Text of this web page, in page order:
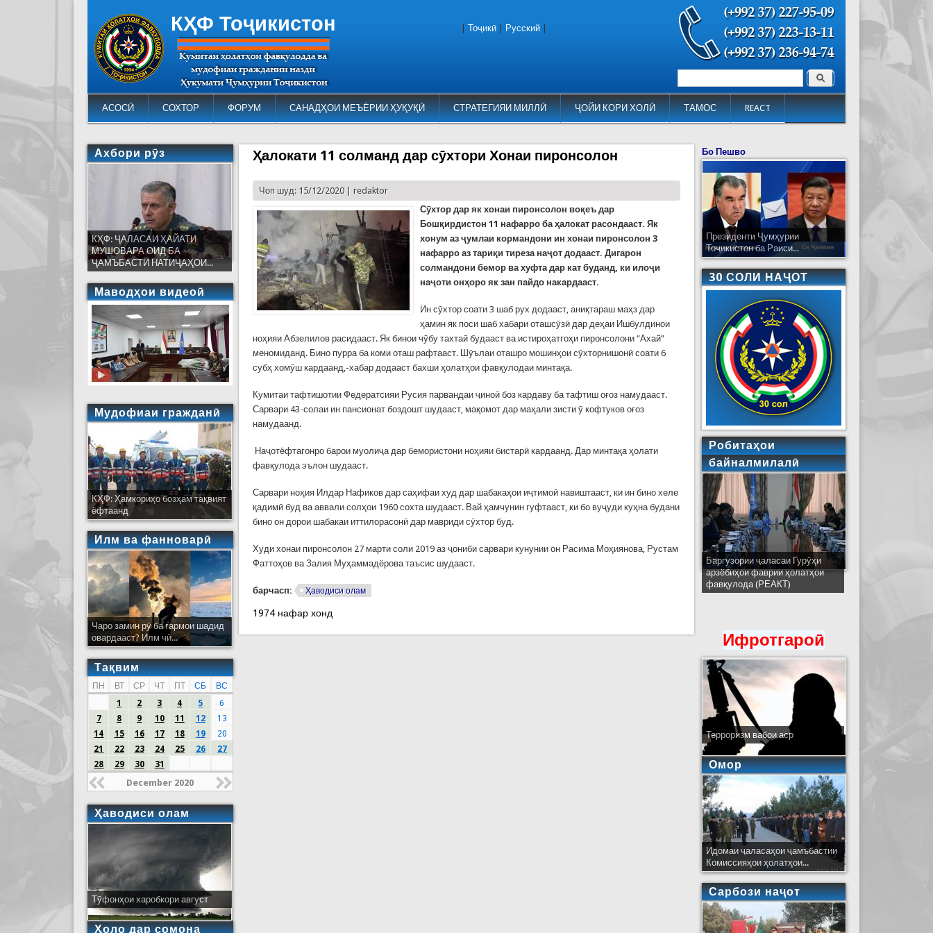
КҲФ Тоҷикистон
АСОСӢ СОХТОР ФОРУМ САНАДҲОИ МЕЪЁРИИ ҲУҚУҚӢ СТРАТЕГИЯИ МИЛЛӢ ҶОЙИ КОРИ ХОЛӢ ТАМОС REACT
Форма поиска Поиск
Тоҷикӣ Русский
Ҳалокати 11 солманд дар сӯхтори Хонаи пиронсолон
Чоп шуд: 15/12/2020 |redaktor
Сӯхтор дар як хонаи пиронсолон воқеъ дар
Бошқирдистон 11 нафарро ба ҳалокат расондааст. Як
хонум аз ҷумлаи кормандони ин хонаи пиронсолон 3
нафарро аз тариқи тиреза наҷот додааст. Дигарон
солмандони бемор ва хуфта дар кат буданд, ки илоҷи
наҷоти онҳоро як зан пайдо накардааст.
Ин сӯхтор соати 3 шаб рух додааст, аниқтараш маҳз дар
ҳамин як поси шаб хабари оташсӯзӣ дар деҳаи Ишбулдинои
ноҳияи Абзелилов расидааст. Як бинои чӯбу тахтаӣ будааст ва истироҳатгоҳи пиронсолони “Ахай”
меномиданд. Бино пурра ба коми оташ рафтааст. Шӯълаи оташро мошинҳои сӯхторнишонӣ соати 6
субҳ хомӯш кардаанд,-хабар додааст бахши ҳолатҳои фавқулодаи минтақа.
Кумитаи тафтишотии Федератсияи Русия парвандаи ҷиноӣ боз кардаву ба тафтиш оғоз намудааст.
Сарвари 43-солаи ин пансионат боздошт шудааст, мақомот дар маҳали зисти ӯ кофтуков оғоз
намудаанд.
Наҷотёфтагонро барои муолиҷа дар бемористони ноҳияи бистарӣ кардаанд. Дар минтақа ҳолати
фавқулода эълон шудааст.
Сарвари ноҳия Илдар Нафиков дар саҳифаи худ дар шабакаҳои иҷтимоӣ навиштааст, ки ин бино хеле
қадимӣ буд ва аввали солҳои 1960 сохта шудааст. Вай ҳамчунин гуфтааст, ки бо вуҷуди куҳна будани
бино он дорои шабакаи иттилорасонӣ дар мавриди сӯхтор буд.
Худи хонаи пиронсолон 27 марти соли 2019 аз ҷониби сарвари кунунии он Расима Моҳиянова, Рустам
Фаттоҳов ва Залия Муҳаммадёрова таъсис шудааст.
барчасп: Ҳаводиси олам
1974 нафар хонд
Ахбори рӯз
КҲФ: ҶАЛАСАИ ҲАЙАТИ
МУШОВАРА ОИД БА
ҶАМЪБАСТИ НАТИҶАҲОИ...
Маводҳои видеоӣ
Мудофиаи гражданӣ
КҲФ: Ҳамкориҳо бозҳам тақвият
ёфтаанд
Илм ва фанноварӣ
Чаро замин рӯ ба гармои шадид
овардааст? Илм чӣ...
Тақвим
ПН ВТ СР ЧТ ПТ СБ
ВС
1
2 3 4 5
6
7
8 9 10 11 12
13
14
15 16 17 18 19
20
21
22 23 24 25 26
27
28
29 30 31
December 2020
Ҳаводиси олам
Тӯфонҳои харобкори август
Ҳоло дар сомона
Бо Пешво
Президенти Ҷумҳурии
Тоҷикистон ба Раиси...
30 СОЛИ НАҶОТ
Робитаҳои
байналмилалӣ
Баргузории ҷаласаи Гурӯҳи
арзёбиҳои фаврии ҳолатҳои
фавқулода (РЕАКТ)
Ширкати ҳайати Тоҷикистон дар
ҷаласаи идораҳои наҷоти
кишварҳои узви СҲШ дар
шаҳри Деҳлӣ
Ифротгароӣ
Терроризм вабои аср
Омор
Идомаи ҷаласаҳои ҷамъбастии
Комиссияҳои ҳолатҳои...
Сарбози наҷот